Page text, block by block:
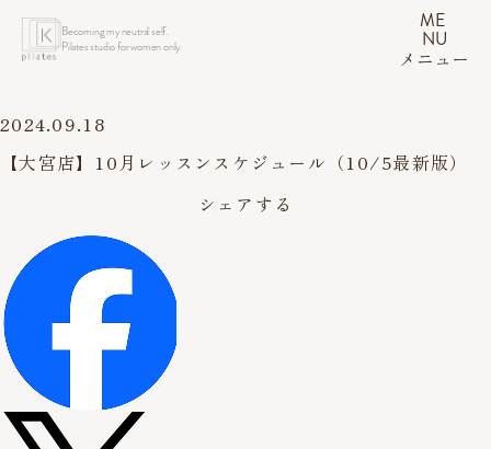
Becoming my neutral self.
Pilates studio for women only.
ME
NU
メニュー
2024.09.18
【大宮店】10月レッスンスケジュール（10/5最新版）
シェアする